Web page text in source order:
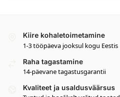
Kiire kohaletoimetamine
1-3 tööpäeva jooksul kogu Eestis
Raha tagastamine
14-päevane tagastusgarantii
Kvaliteet ja usaldusväärsus